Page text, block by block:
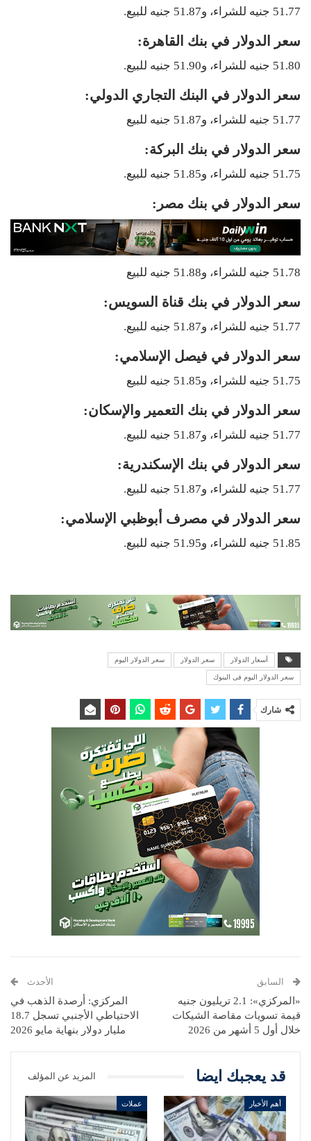
51.77 جنيه للشراء، و51.87 جنيه للبيع.
سعر الدولار في بنك القاهرة:
51.80 جنيه للشراء، و51.90 جنيه للبيع.
سعر الدولار في البنك التجاري الدولي:
51.77 جنيه للشراء، و51.87 جنيه للبيع
سعر الدولار في بنك البركة:
51.75 جنيه للشراء، و51.85 جنيه للبيع.
سعر الدولار في بنك مصر:
51.78 جنيه للشراء، و51.88 جنيه للبيع
سعر الدولار في بنك قناة السويس:
51.77 جنيه للشراء، و51.87 جنيه للبيع.
سعر الدولار في فيصل الإسلامي:
51.75 جنيه للشراء، و51.85 جنيه للبيع
سعر الدولار في بنك التعمير والإسكان:
51.77 جنيه للشراء، و51.87 جنيه للبيع.
سعر الدولار في بنك الإسكندرية:
51.77 جنيه للشراء، و51.87 جنيه للبيع.
سعر الدولار في مصرف أبوظبي الإسلامي:
51.85 جنيه للشراء، و51.95 جنيه للبيع.
أسعار الدولار سعر الدولار سعر الدولار اليوم
سعر الدولار اليوم فى البنوك
شارك
السابق
«المركزي»: 2.1 تريليون جنيه
قيمة تسويات مقاصة الشيكات
خلال أول 5 أشهر من 2026
الأحدث
المركزي: أرصدة الذهب في
الاحتياطي الأجنبي تسجل 18.7
مليار دولار بنهاية مايو 2026
قد يعجبك ايضا المزيد عن المؤلف
أهم الأخبار عملات